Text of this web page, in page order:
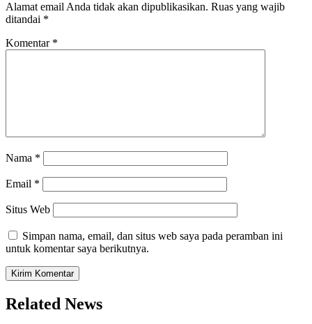
Alamat email Anda tidak akan dipublikasikan. Ruas yang wajib
ditandai *
Komentar *
Nama *
Email *
Situs Web
Simpan nama, email, dan situs web saya pada peramban ini
untuk komentar saya berikutnya.
Related News